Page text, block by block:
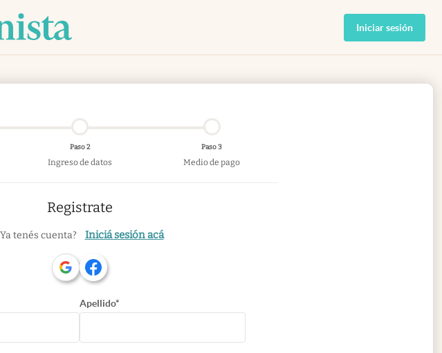
Iniciar sesión
Paso 2
Ingreso de datos
Paso 3
Medio de pago
Registrate
tenés cuenta? Iniciá sesión acá
Apellido*